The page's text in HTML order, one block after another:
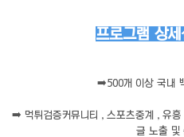
프로그램 상
➡️500개 이상 국내
➡️ 먹튀검증커뮤니티 , 스포츠중계 , 유
글 노출 및